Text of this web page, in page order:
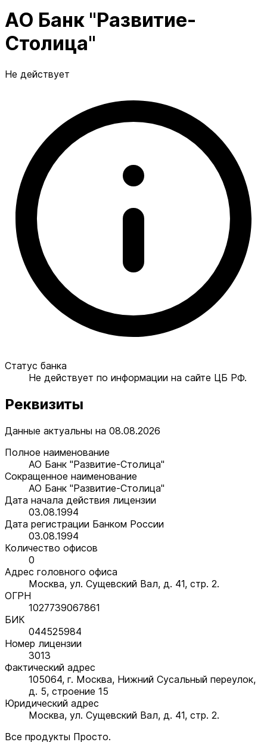
АО Банк "Развитие-
Столица"
Не действует
Статус банка
Не действует по информации на сайте ЦБ РФ.
Реквизиты
Данные актуальны на 08.08.2026
Полное наименование
АО Банк "Развитие-Столица"
Сокращенное наименование
АО Банк "Развитие-Столица"
Дата начала действия лицензии
03.08.1994
Дата регистрации Банком России
03.08.1994
Количество офисов
0
Адрес головного офиса
Москва, ул. Сущевский Вал, д. 41, стр. 2.
ОГРН
1027739067861
БИК
044525984
Номер лицензии
3013
Фактический адрес
105064, г. Москва, Нижний Сусальный переулок,
д. 5, строение 15
Юридический адрес
Москва, ул. Сущевский Вал, д. 41, стр. 2.
Все продукты Просто.